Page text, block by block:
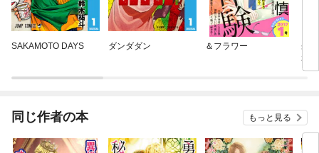
SAKAMOTO DAYS ダンダダン ＆フラワー
碧
3【
同じ作者の本 もっと見る